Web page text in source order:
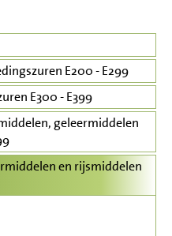
E200 - E299
E300 - E399
geleermiddelen
en rijsmiddelen